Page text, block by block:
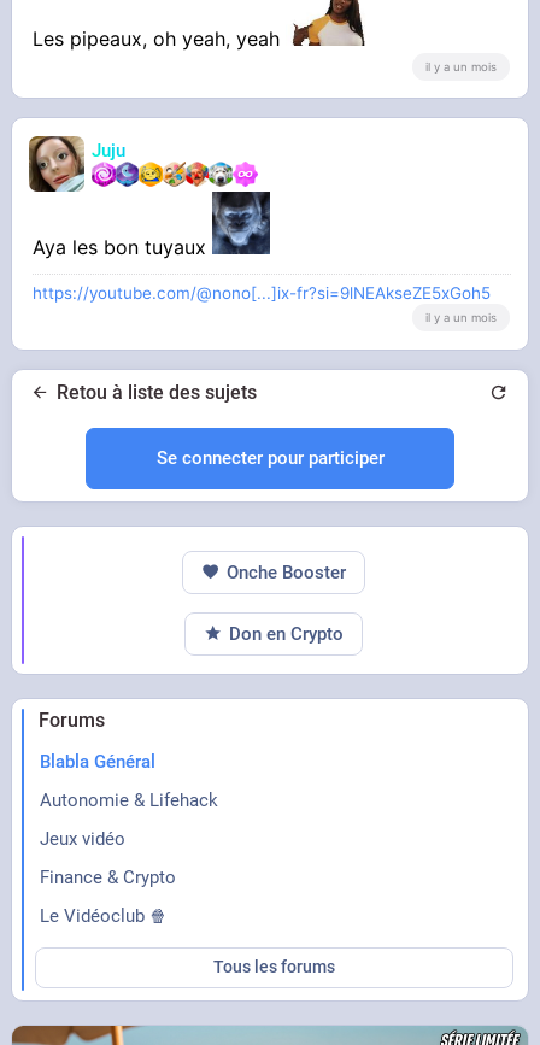
Les pipeaux, oh yeah, yeah
il y a un mois
Juju
Aya les bon tuyaux
https://youtube.com/@nono[...]ix-fr?si=9lNEAkseZE5xGoh5
il y a un mois
Retou à liste des sujets
Se connecter pour participer
Forums
Blabla Général
Autonomie & Lifehack
Jeux vidéo
Finance & Crypto
Le Vidéoclub 🍿
Tous les forums
Onche Booster
Don en Crypto